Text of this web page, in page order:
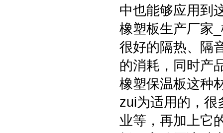
中也能够应用到
橡塑板生产厂家
很好的隔热、隔
的消耗，同时产
橡塑保温板这种
zui为适用的，很
业等，再加上它